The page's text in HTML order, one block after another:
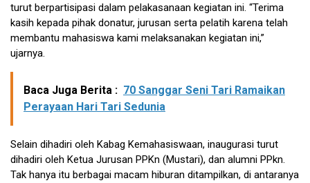
turut berpartisipasi dalam pelakasanaan kegiatan ini. “Terima
kasih kepada pihak donatur, jurusan serta pelatih karena telah
membantu mahasiswa kami melaksanakan kegiatan ini,”
ujarnya.
Baca Juga Berita : 70 Sanggar Seni Tari Ramaikan
Perayaan Hari Tari Sedunia
Selain dihadiri oleh Kabag Kemahasiswaan, inaugurasi turut
dihadiri oleh Ketua Jurusan PPKn (Mustari), dan alumni PPkn.
Tak hanya itu berbagai macam hiburan ditampilkan, di antaranya